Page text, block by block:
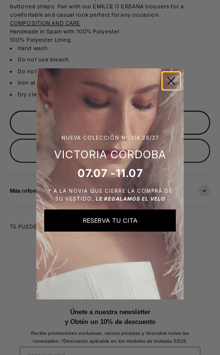
buttoned straps. Pair with our EMILCE O ERBANA trousers for a
comfortable and casual look perfect for any occasion.
COMPOSITION AND CARE
Handmade in Spain with 100% Polyester.
100% Polyester Lining.
Hand wash
Do not use bleach
Do not use dryer
Iron at low temperature up to 110°C
Dry clean only perchloroethylene
Avísame cuando esté disponible
Más información
TE PUEDE INTERESAR
Únete a nuestra newsletter
y Obtén un 10% de descuento
Recibe promociones exclusivas, ventas privadas y descubre todas las
novedades. *Descuento aplicable en los modelos de invitada SS26.
NUEVA COLECCIÓN NOVIA 26/27
VICTORIA CÓRDOBA
07.07 -11.07
Y A LA NOVIA QUE CIERRE LA COMPRA DE
SU VESTIDO, LE REGALAMOS EL VELO
RESERVA TU CITA